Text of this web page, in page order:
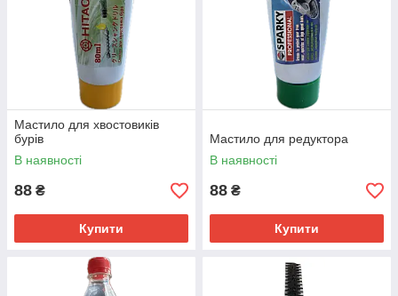
Мастило для хвостовиків
бурів
В наявності
88 ₴
Купити
Мастило для редуктора
В наявності
88 ₴
Купити